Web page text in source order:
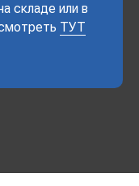
складе или в
ТУТ